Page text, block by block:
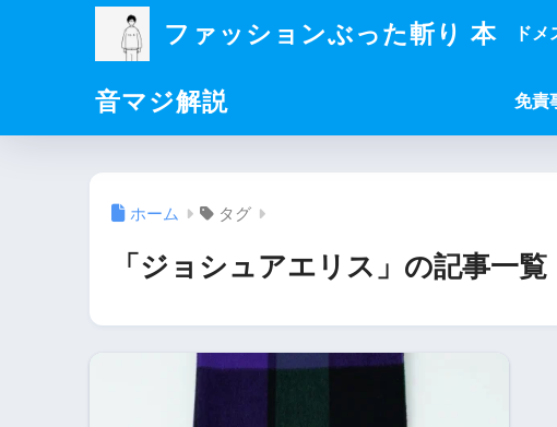
ファッションぶった斬り 本
音マジ解説
ド
免責
ホーム タグ
「ジョシュアエリス」の記事一覧